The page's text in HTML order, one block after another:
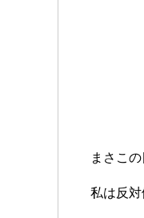
まさこ
私は反対